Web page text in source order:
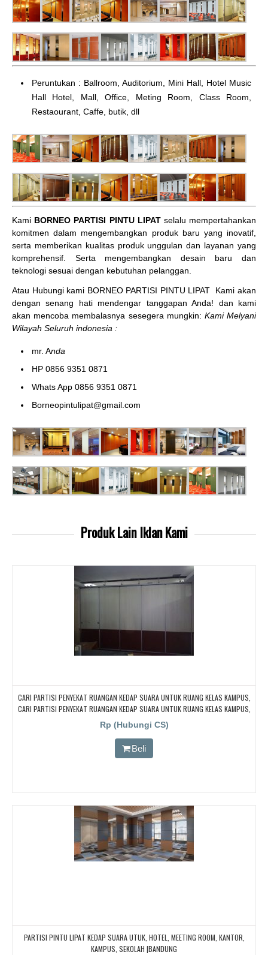
Peruntukan : Ballroom, Auditorium, Mini Hall, Hotel Music
Hall Hotel, Mall, Office, Meting Room, Class Room,
Restaourant, Caffe, butik, dll
Kami BORNEO PARTISI PINTU LIPATselalu mempertahankan
komitmen dalam mengembangkan produk baru yang inovatif,
serta memberikan kualitas produk unggulan dan layanan yang
komprehensif. Serta mengembangkan desain baru dan
teknologi sesuai dengan kebutuhan pelanggan.
Atau Hubungi kami BORNEO PARTISI PINTU LIPAT
Kami akan
dengan senang hati mendengar tanggapan Anda! dan kami
akan mencoba membalasnya sesegera mungkin: Kami Melyani
Wilayah Seluruh indonesia :
mr. Anda
HP 0856 9351 0871
Whats App 0856 9351 0871
Borneopintulipat@gmail.com
Produk LainIklan Kami
CARI PARTISI PENYEKAT RUANGAN KEDAP SUARA UNTUK RUANG KELAS KAMPUS,
CARI PARTISI PENYEKAT RUANGAN KEDAP SUARA UNTUK RUANG KELAS KAMPUS,
CARI PARTISI PENYEKAT RUANGAN KEDAP SUARA UNTUK RUANG KELAS KAMPUS,
CARI PARTISI PENYEKAT RUANGAN KEDAP SUARA UNTUK RUANG KELAS KAMPUS,
CARI PARTISI PENYEKAT RUANGAN KEDAP SUARA UNTUK RUANG KELAS KAMPUS
Rp (Hubungi CS)
Beli
PARTISI PINTU LIPAT KEDAP SUARA UTUK, HOTEL, MEETING ROOM, KANTOR,
KAMPUS, SEKOLAH |BANDUNG